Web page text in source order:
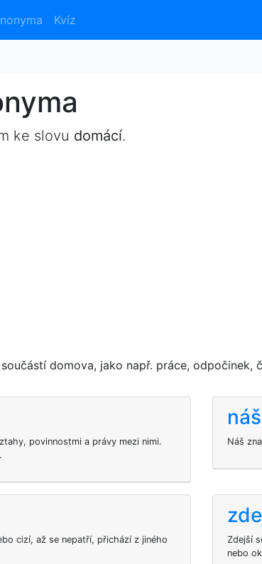
Kvíz
ke slovu domácí.
domova, jako např. práce, odpočinek,
povinnostmi a právy mezi nimi.
náš
Náš
cizí, až se nepatří, přichází z jiného
Zdejší
nebo